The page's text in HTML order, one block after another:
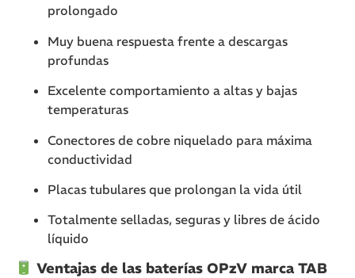
prolongado
Muy buena respuesta frente a descargas
profundas
Excelente comportamiento a altas y bajas
temperaturas
Conectores de cobre niquelado para máxima
conductividad
Placas tubulares que prolongan la vida útil
Totalmente selladas, seguras y libres de ácido
líquido
Ventajas de las baterías OPzV marca TAB